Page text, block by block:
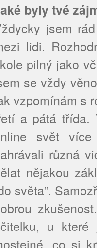
byly tvé
jsem
lidi.
pilný jako
se vždy
vzpomínám s
a pátá třída.
svět
různá
nějakou
světa”.
u
co si